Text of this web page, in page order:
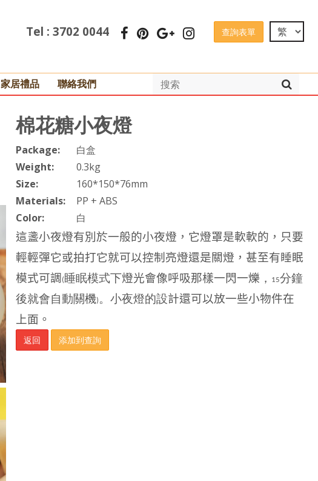
查詢表單
Tel : 3702 0044
家居禮品 聯絡我們
棉花糖小夜燈
Package:
白盒
Weight:
0.3kg
Size:
160*150*76mm
Materials:
PP + ABS
Color:
白
這盞小夜燈有別於一般的小夜燈，它燈罩是軟軟的，只要
輕輕彈它或拍打它就可以控制亮燈還是關燈，甚至有睡眠
模式可調 ( 睡眠模式下燈光會像呼吸那樣一閃一爍 ， 15分鐘
後就會自動關機) 。小夜燈的設計還可以放一些小物件在
上面。
返回 添加到查詢